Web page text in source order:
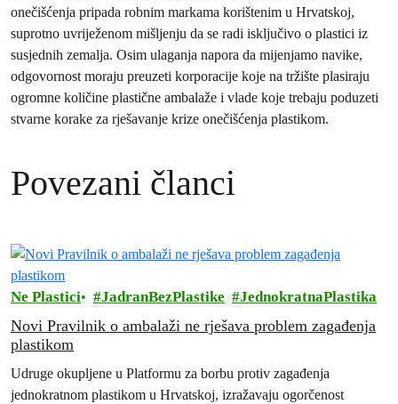
onečišćenja pripada robnim markama korištenim u Hrvatskoj,
suprotno uvriježenom mišljenju da se radi isključivo o plastici iz
susjednih zemalja. Osim ulaganja napora da mijenjamo navike,
odgovornost moraju preuzeti korporacije koje na tržište plasiraju
ogromne količine plastične ambalaže i vlade koje trebaju poduzeti
stvarne korake za rješavanje krize onečišćenja plastikom.
Povezani članci
Ne Plastici JadranBezPlastike JednokratnaPlastika
Novi Pravilnik o ambalaži ne rješava problem zagađenja
plastikom
Udruge okupljene u Platformu za borbu protiv zagađenja
jednokratnom plastikom u Hrvatskoj, izražavaju ogorčenost